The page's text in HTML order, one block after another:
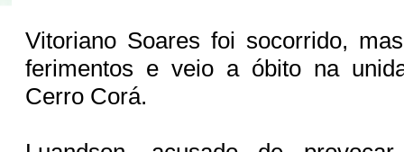
Vitoriano Soares foi socorrido,
ferimentos e veio a óbito na
Cerro Corá.